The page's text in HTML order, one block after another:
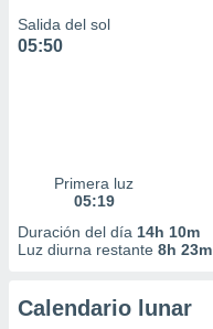
1199
Salida del sol
05:50
Primera luz
05:19
Duración del día 14h 10m
Luz diurna restante 8h 23m
Calendario lunar